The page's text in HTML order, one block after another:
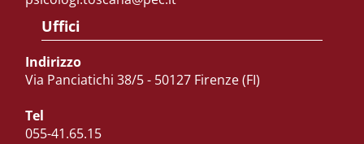
Uffici
Indirizzo
Via Panciatichi 38/5 - 50127 Firenze (FI)
Tel
055-41.65.15